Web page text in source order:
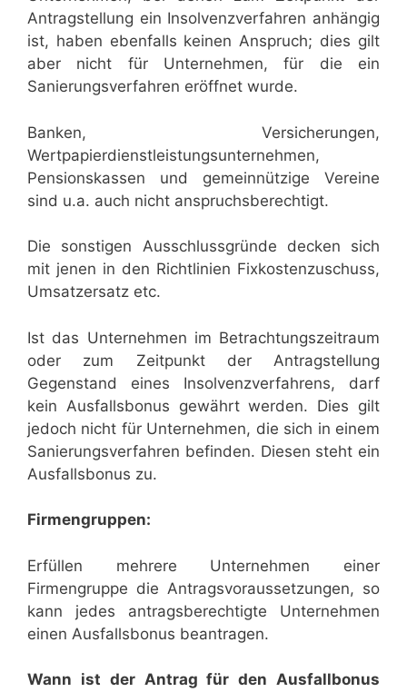
Antragstellung ein Insolvenzverfahren anhängig
ist, haben ebenfalls keinen Anspruch; dies gilt
aber nicht für Unternehmen, für die ein
Sanierungsverfahren eröffnet wurde.
Banken, Versicherungen,
Wertpapierdienstleistungsunternehmen,
Pensionskassen und gemeinnützige Vereine
sind u.a. auch nicht anspruchsberechtigt.
Die sonstigen Ausschlussgründe decken sich
mit jenen in den Richtlinien Fixkostenzuschuss,
Umsatzersatz etc.
Ist das Unternehmen im Betrachtungszeitraum
oder zum Zeitpunkt der Antragstellung
Gegenstand eines Insolvenzverfahrens, darf
kein Ausfallsbonus gewährt werden. Dies gilt
jedoch nicht für Unternehmen, die sich in einem
Sanierungsverfahren befinden. Diesen steht ein
Ausfallsbonus zu.
Firmengruppen:
Erfüllen mehrere Unternehmen einer
Firmengruppe die Antragsvoraussetzungen, so
kann jedes antragsberechtigte Unternehmen
einen Ausfallsbonus beantragen.
Wann ist der Antrag für den Ausfallbonus